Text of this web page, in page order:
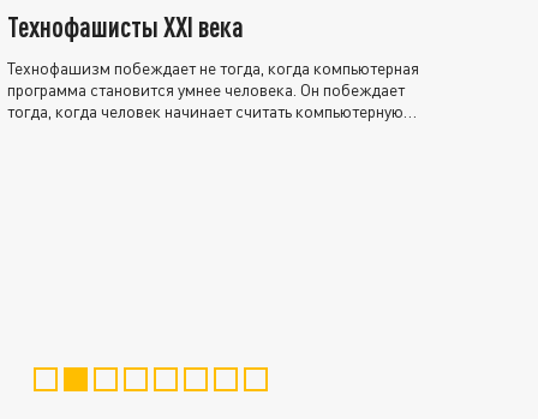
Технофашисты XXI века
Технофашизм побеждает не тогда, когда компьютерная
программа становится умнее человека. Он побеждает
тогда, когда человек начинает считать компьютерную